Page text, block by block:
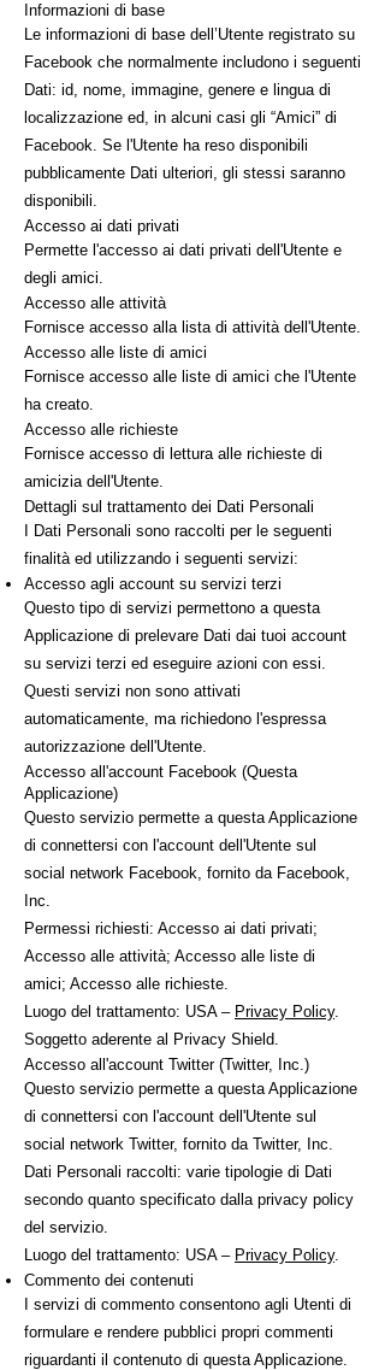
Informazioni di base
Le informazioni di base dell’Utente registrato su
Facebook che normalmente includono i seguenti
Dati: id, nome, immagine, genere e lingua di
localizzazione ed, in alcuni casi gli “Amici” di
Facebook. Se l'Utente ha reso disponibili
pubblicamente Dati ulteriori, gli stessi saranno
disponibili.
Accesso ai dati privati
Permette l'accesso ai dati privati dell'Utente e
degli amici.
Accesso alle attività
Fornisce accesso alla lista di attività dell'Utente.
Accesso alle liste di amici
Fornisce accesso alle liste di amici che l'Utente
ha creato.
Accesso alle richieste
Fornisce accesso di lettura alle richieste di
amicizia dell'Utente.
Dettagli sul trattamento dei Dati Personali
I Dati Personali sono raccolti per le seguenti
finalità ed utilizzando i seguenti servizi:
Accesso agli account su servizi terzi
Questo tipo di servizi permettono a questa
Applicazione di prelevare Dati dai tuoi account
su servizi terzi ed eseguire azioni con essi.
Questi servizi non sono attivati
automaticamente, ma richiedono l'espressa
autorizzazione dell'Utente.
Accesso all'account Facebook (Questa
Applicazione)
Questo servizio permette a questa Applicazione
di connettersi con l'account dell'Utente sul
social network Facebook, fornito da Facebook,
Inc.
Permessi richiesti: Accesso ai dati privati;
Accesso alle attività; Accesso alle liste di
amici; Accesso alle richieste.
Luogo del trattamento: USA – Privacy Policy.
Soggetto aderente al Privacy Shield.
Accesso all'account Twitter (Twitter, Inc.)
Questo servizio permette a questa Applicazione
di connettersi con l'account dell'Utente sul
social network Twitter, fornito da Twitter, Inc.
Dati Personali raccolti: varie tipologie di Dati
secondo quanto specificato dalla privacy policy
del servizio.
Luogo del trattamento: USA – Privacy Policy.
Commento dei contenuti
I servizi di commento consentono agli Utenti di
formulare e rendere pubblici propri commenti
riguardanti il contenuto di questa Applicazione.